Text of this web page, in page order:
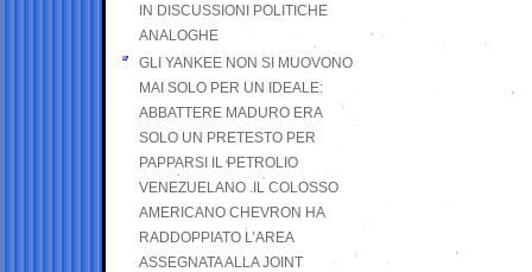
IN DISCUSSIONI POLITICHE
ANALOGHE
GLI YANKEE NON SI MUOVONO
MAI SOLO PER UN IDEALE:
ABBATTERE MADURO ERA
SOLO UN PRETESTO PER
PAPPARSI IL PETROLIO
VENEZUELANO .IL COLOSSO
AMERICANO CHEVRON HA
RADDOPPIATO L’AREA
ASSEGNATA ALLA JOINT